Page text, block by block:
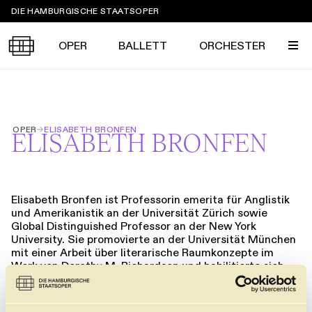
DIE HAMBURGISCHE STAATSOPER
OPER BALLETT ORCHESTER
Suche
Tickets &
Termine
Ihr Besuch
Alle Oper Ballett Konzert
PROGRAMM
Spielzeit 2026/2027 Premieren
Repertoire Konzerte Festivals
ÜBER UNS
Oper Ballett Orchester
SERVICE
OPER→ELISABETH BRONFEN
ELISABETH BRONFEN
Elisabeth Bronfen ist Professorin emerita für Anglistik
und Amerikanistik an der Universität Zürich sowie
Global Distinguished Professor an der New York
University. Sie promovierte an der Universität München
mit einer Arbeit über literarische Raumkonzepte im
Werk von Dorothy M. Richardson und habilitierte sich
mit der vielbeachteten Studie
Over Her Dead Bodyüber
Darstellungen von Weiblichkeit und Tod. Sie
veröffentlichte zahlreiche Bücher und Aufsätze zu